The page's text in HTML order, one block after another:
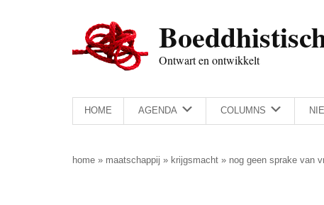
Ontwart en ontwikkelt
HOME AGENDA COLUMNS
home » maatschappij » krijgsmacht » nog geen sprake van